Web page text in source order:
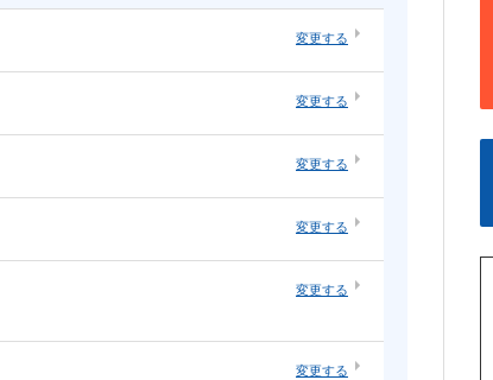
変更する
ネットワーク・サーバ運用・保守
変更する
変更する
変更する
変更する
変更する